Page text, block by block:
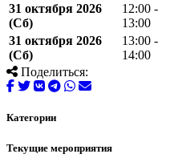
31 октября 2026
(Сб)
12:00 -
13:00
31 октября 2026
(Сб)
13:00 -
14:00
Поделиться:
Категории
Текущие мероприятия